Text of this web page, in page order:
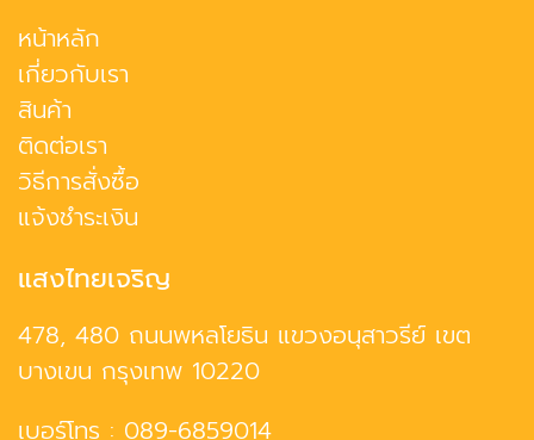
หน้าหลัก
เกี่ยวกับเรา
สินค้า
ติดต่อเรา
วิธีการสั่งซื้อ
แจ้งชำระเงิน
แสงไทยเจริญ
478, 480 ถนนพหลโยธิน แขวงอนุสาวรีย์ เขต
บางเขน กรุงเทพ 10220
เบอร์โทร : 089-6859014